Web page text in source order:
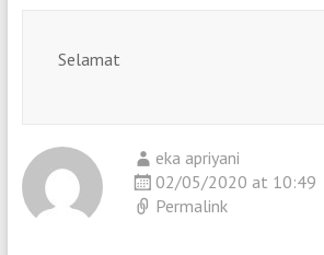
Selamat
eka apriyani
02/05/2020 at 10:49
Permalink